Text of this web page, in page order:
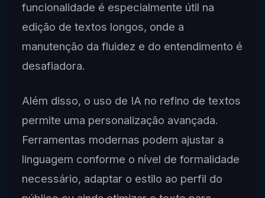
funcionalidade é especialmente útil na
edição de textos longos, onde a
manutenção da fluidez e do entendimento é
desafiadora.
Além disso, o uso de IA no refino de textos
permite uma personalização avançada.
Ferramentas modernas podem ajustar a
linguagem conforme o nível de formalidade
necessário, adaptar o estilo ao perfil do